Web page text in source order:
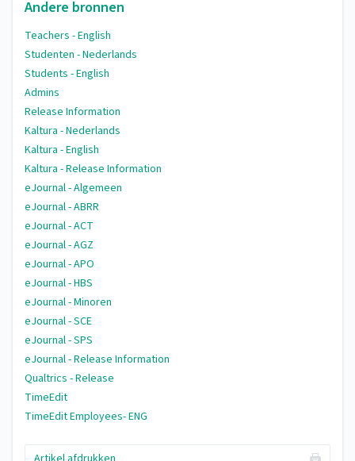
Andere bronnen
Teachers - English
Studenten - Nederlands
Students - English
Admins
Release Information
Kaltura - Nederlands
Kaltura - English
Kaltura - Release Information
eJournal - Algemeen
eJournal - ABRR
eJournal - ACT
eJournal - AGZ
eJournal - APO
eJournal - HBS
eJournal - Minoren
eJournal - SCE
eJournal - SPS
eJournal - Release Information
Qualtrics - Release
TimeEdit
TimeEdit Employees- ENG